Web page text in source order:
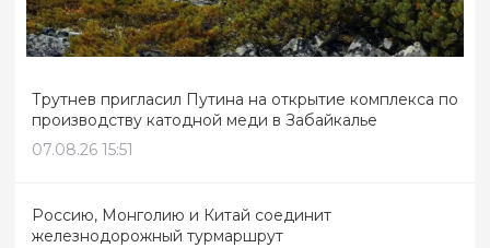
Трутнев пригласил Путина на открытие комплекса по
производству катодной меди в Забайкалье
07.08.26 15:51
Россию, Монголию и Китай соединит
железнодорожный турмаршрут